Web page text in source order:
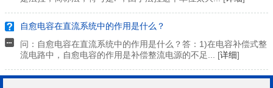
自愈电容在直流系统中的作用是什么？
问：自愈电容在直流系统中的作用是什么？答：1)在电容补偿式整
流电路中，自愈电容的作用是补偿整流电源的不足... [详细]